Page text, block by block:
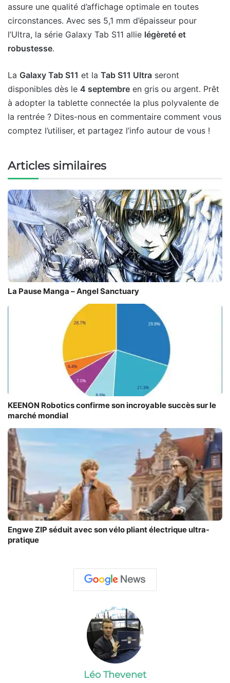
assure une qualité d’affichage optimale en toutes
circonstances. Avec ses 5,1 mm d’épaisseur pour
l’Ultra, la série Galaxy Tab S11 allie légèreté et
robustesse.
La Galaxy Tab S11 et la Tab S11 Ultra seront
disponibles dès le 4 septembre en gris ou argent. Prêt
à adopter la tablette connectée la plus polyvalente de
la rentrée ? Dites-nous en commentaire comment vous
comptez l’utiliser, et partagez l’info autour de vous !
Articles similaires
La Pause Manga – Angel Sanctuary
KEENON Robotics confirme son incroyable succès sur le
marché mondial
Engwe ZIP séduit avec son vélo pliant électrique ultra-
pratique
Léo Thevenet